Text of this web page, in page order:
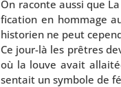
On raconte aus­si que
fi­ca­tion en hom­mage
his­to­rien ne peut
Ce jour-là les prêtres
où la louve avait
sen­tait un sym­bole de